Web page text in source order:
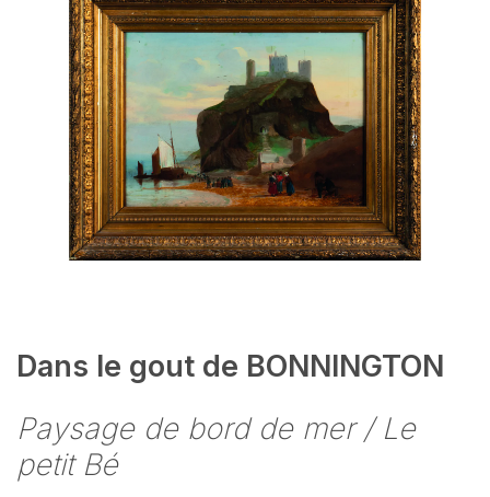
Dans le gout de BONNINGTON
Paysage de bord de mer / Le
petit Bé